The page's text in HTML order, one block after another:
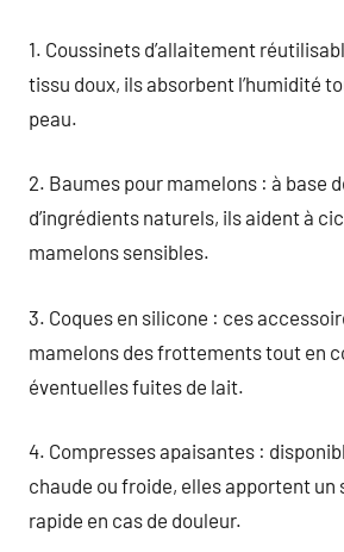
1. Coussinets d’allaitement
tissu doux, ils absorbent l’humidité
peau.
2. Baumes pour mamelons : à base
d’ingrédients naturels, ils aident à
mamelons sensibles.
3. Coques en silicone : ces
mamelons des frottements tout en
éventuelles fuites de lait.
4. Compresses apaisantes :
chaude ou froide, elles apportent un
rapide en cas de douleur.